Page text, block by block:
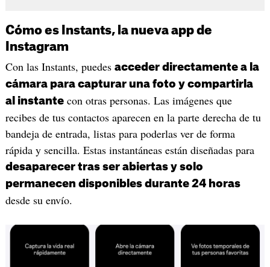
Cómo es Instants, la nueva app de
Instagram
Con las Instants, puedes acceder directamente a la
cámara para capturar una foto y compartirla
al instantecon otras personas. Las imágenes que
recibes de tus contactos aparecen en la parte derecha de tu
bandeja de entrada, listas para poderlas ver de forma
rápida y sencilla. Estas instantáneas están diseñadas para
desaparecer tras ser abiertas y solo
permanecen disponibles durante 24 horas
desde su envío.